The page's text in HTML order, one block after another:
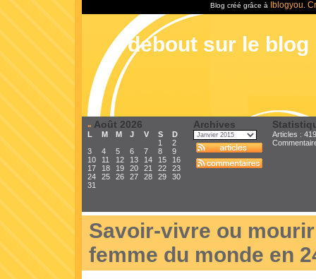
Blog créé grâce à Iblogyou
debout sur le blog
« Août 2026
L M M J V S
D
1
2
3
4 5 6 7 8
9
10
11 12 13 14 15
16
17
18 19 20 21 22
23
24
25 26 27 28 29
30
31
Archives
Articles : 419
Savoir-vivre ou
femme du monde en